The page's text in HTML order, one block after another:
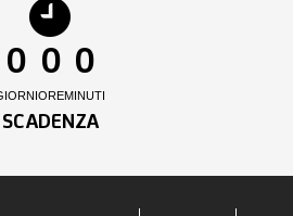
0 0
ORE
0
MINUTI
SCADENZA